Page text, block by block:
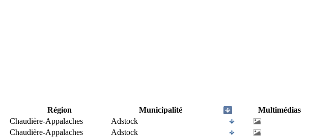
Région Municipalité
Multimédias
Chaudière-Appalaches
Adstock
Chaudière-Appalaches
Adstock